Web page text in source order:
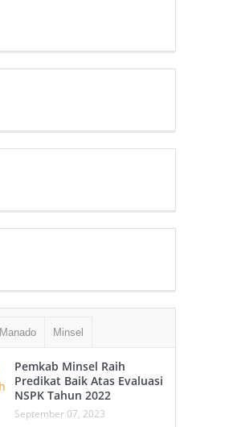
Manado Minsel
Pemkab Minsel Raih
Predikat Baik Atas Evaluasi
NSPK Tahun 2022
September 07, 2023